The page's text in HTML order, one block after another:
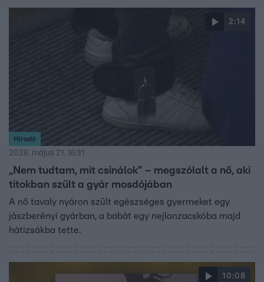
2:14
Híradó
2026. május 21. 16:31
„Nem tudtam, mit csinálok” – megszólalt a nő, aki
titokban szült a gyár mosdójában
A nő tavaly nyáron szült egészséges gyermeket egy
jászberényi gyárban, a babát egy nejlonzacskóba majd
hátizsákba tette.
10:08